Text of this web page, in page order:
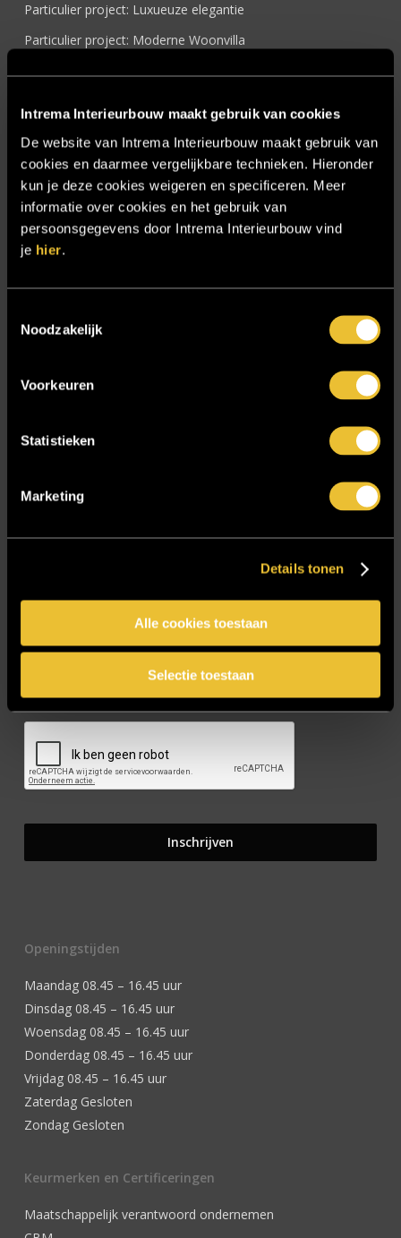
Intrema Interieurbouw maakt gebruik van cookies
De website van Intrema Interieurbouw maakt gebruik van
cookies en daarmee vergelijkbare technieken. Hieronder
kun je deze cookies weigeren en specificeren. Meer
informatie over cookies en het gebruik van
persoonsgegevens door Intrema Interieurbouw vind
je hier.
Noodzakelijk
Voorkeuren
Statistieken
Marketing
Details tonen
Alle cookies toestaan
Selectie toestaan
Particulier project: Luxueuze elegantie
Particulier project: Moderne Woonvilla
Referenties
Samenwerken
Sensire
Showroom
SIDN
Vacatures
CAPTCHA
Openingstijden
Maandag 08.45 – 16.45 uur
Dinsdag 08.45 – 16.45 uur
Woensdag 08.45 – 16.45 uur
Donderdag 08.45 – 16.45 uur
Vrijdag 08.45 – 16.45 uur
Zaterdag Gesloten
Zondag Gesloten
Keurmerken en Certificeringen
Maatschappelijk verantwoord ondernemen